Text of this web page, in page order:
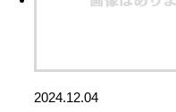
2024.12.04